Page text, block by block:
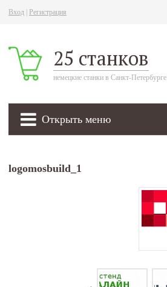
Вход Регистрация
25 станков
немецкие станки в Санкт-Петербурге
Открыть меню
logomosbuild_1